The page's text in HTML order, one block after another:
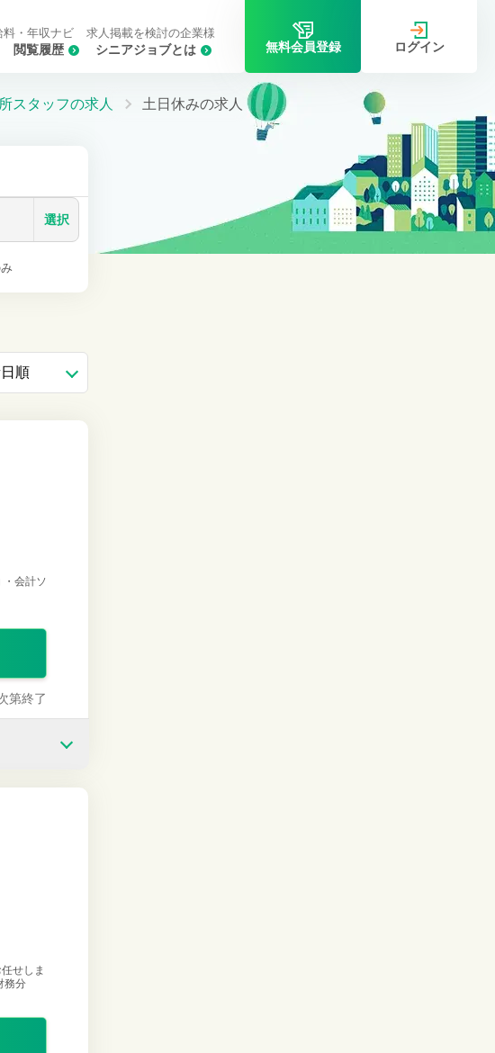
シニアジョブとは
閲覧履歴
料・年収ナビ 求人掲載を検討の企業様
無料会員登録 ログイン
スタッフの求人 土日休みの求人
選択
・会計ソ
第終了
せしま
務分